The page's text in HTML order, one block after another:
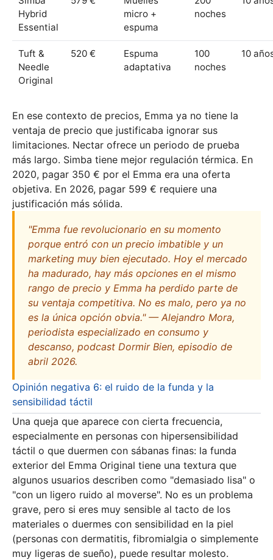
Hybrid
Essential
micro +
espuma
noches
Tuft &
Needle
Original
520 €
Espuma
adaptativa
100
noches
10
En ese contexto de precios, Emma ya no tiene la
ventaja de precio que justificaba ignorar sus
limitaciones. Nectar ofrece un periodo de prueba
más largo. Simba tiene mejor regulación térmica. En
2020, pagar 350 € por el Emma era una oferta
objetiva. En 2026, pagar 599 € requiere una
justificación más sólida.
"Emma fue revolucionario en su momento
porque entró con un precio imbatible y un
marketing muy bien ejecutado. Hoy el mercado
ha madurado, hay más opciones en el mismo
rango de precio y Emma ha perdido parte de
su ventaja competitiva. No es malo, pero ya no
es la única opción obvia." — Alejandro Mora,
periodista especializado en consumo y
descanso, podcast Dormir Bien, episodio de
abril 2026.
Opinión negativa 6: el ruido de la funda y la
sensibilidad táctil
Una queja que aparece con cierta frecuencia,
especialmente en personas con hipersensibilidad
táctil o que duermen con sábanas finas: la funda
exterior del Emma Original tiene una textura que
algunos usuarios describen como "demasiado lisa" o
"con un ligero ruido al moverse". No es un problema
grave, pero si eres muy sensible al tacto de los
materiales o duermes con sensibilidad en la piel
(personas con dermatitis, fibromialgia o simplemente
muy ligeras de sueño), puede resultar molesto.